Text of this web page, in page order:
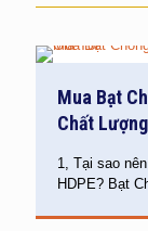
Mua Bạt
Chất
1, Tại sao
HDPE? Bạt